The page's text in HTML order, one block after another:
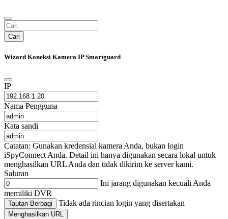
Cari
Wizard Koneksi Kamera IP Smartguard
IP
Nama Pengguna
Kata sandi
Catatan: Gunakan kredensial kamera Anda, bukan login
iSpyConnect Anda. Detail ini hanya digunakan secara lokal untuk
menghasilkan URL Anda dan tidak dikirim ke server kami.
Saluran
Ini jarang digunakan kecuali Anda
memiliki DVR
Tautan Berbagi Tidak ada rincian login yang disertakan
Menghasilkan URL